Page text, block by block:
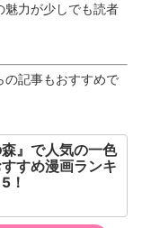
魅力が少しでも読者
の記事もおすすめで
森』で人気の一色
すめ漫画ランキ
！